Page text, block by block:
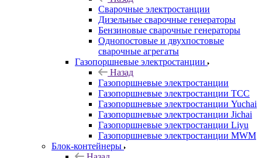
Сварочные электростанции
Дизельные сварочные генераторы
Бензиновые сварочные генераторы
Однопостовые и двухпостовые
сварочные агрегаты
Газопоршневые электростанции
Назад
Газопоршневые электростанции
Газопоршневые электростанции ТСС
Газопоршневые электростанции Yuchai
Газопоршневые электростанции Jichai
Газопоршневые электростанции Liyu
Газопоршневые электростанции MWM
Блок-контейнеры